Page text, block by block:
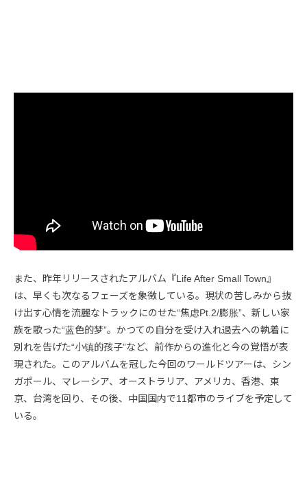
また、昨年リリースされたアルバム『Life After Small Town』
は、早くも次なるフェーズを象徴している。現状の苦しみから抜
け出す心情を流麗なトラックにのせた“焦虑Pt.2/膨胀”、新しい家
族を歌った“蓝色的梦”。かつての自分を受け入れ過去への執着に
別れを告げた“小镇的孩子”など、前作からの進化と今の覚悟が表
現された。このアルバムを冠した今回のワールドツアーは、シン
ガポール、マレーシア、オーストラリア、アメリカ、香港、東
京、台湾を回り、その後、中国国内で11都市のライブを予定して
いる。